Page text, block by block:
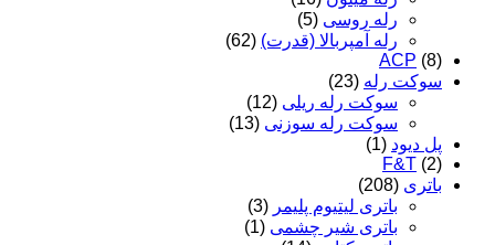
رله روسی (5)
رله آمپربالا (قدرت) (62)
ACP (8)
سوکت رله (23)
سوکت رله ریلی (12)
سوکت رله سوزنی (13)
پل دیود (1)
F&T (2)
باتری (208)
باتری لیتیوم پلیمر (3)
باتری شیر چشمی (1)